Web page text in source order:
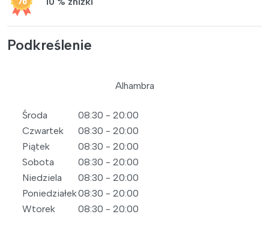
Podkreślenie
Alhambra
Środa
08:30 - 20:00
Czwartek
08:30 - 20:00
Piątek
08:30 - 20:00
Sobota
08:30 - 20:00
Niedziela
08:30 - 20:00
Poniedziałek08:30 - 20:00
Wtorek
08:30 - 20:00